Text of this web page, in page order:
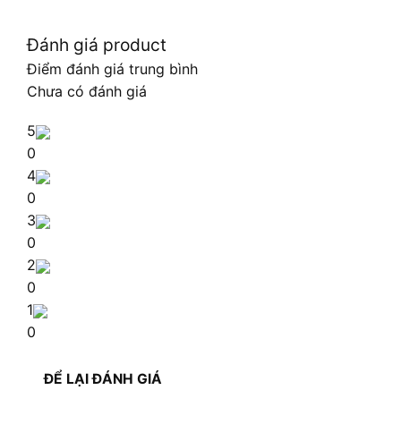
Đánh giá product
Điểm đánh giá trung bình
Chưa có đánh giá
5
0
4
0
3
0
2
0
1
0
ĐỂ LẠI ĐÁNH GIÁ